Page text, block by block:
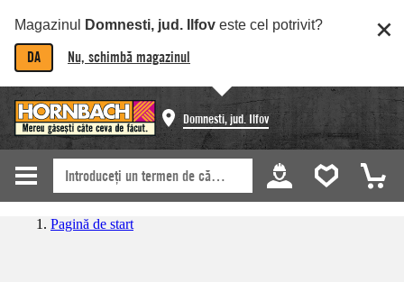
Magazinul Domnesti, jud. Ilfov este cel potrivit?
DA Nu, schimbă magazinul
Domnesti, jud. Ilfov
Pagină de start